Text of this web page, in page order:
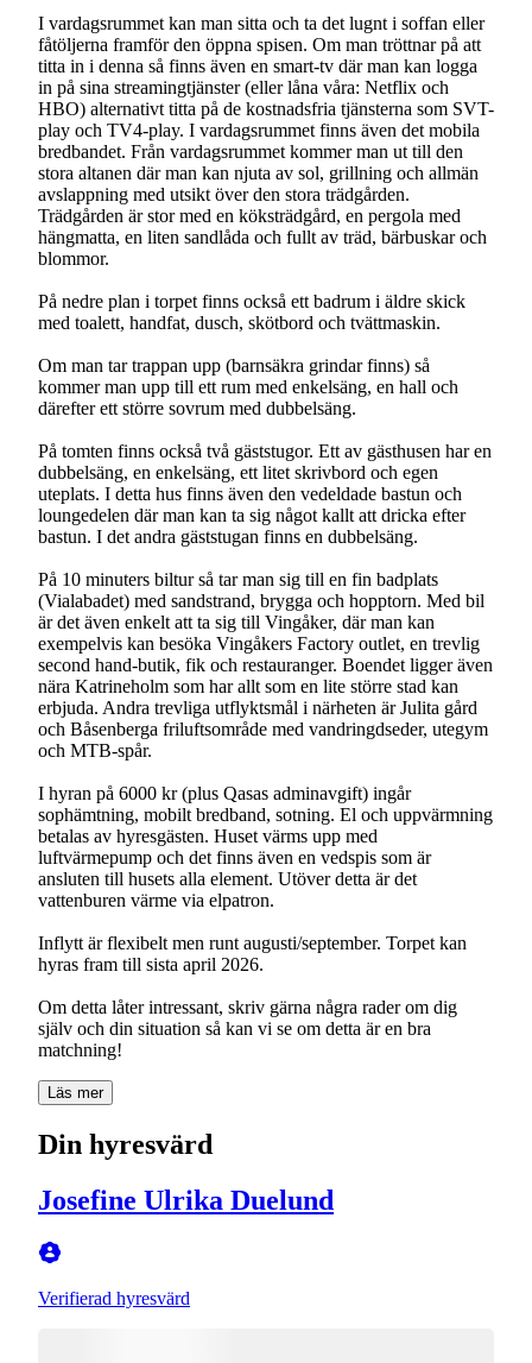
I vardagsrummet kan man sitta och ta det lugnt i soffan eller
fåtöljerna framför den öppna spisen. Om man tröttnar på att
titta in i denna så finns även en smart-tv där man kan logga
in på sina streamingtjänster (eller låna våra: Netflix och
HBO) alternativt titta på de kostnadsfria tjänsterna som SVT-
play och TV4-play. I vardagsrummet finns även det mobila
bredbandet. Från vardagsrummet kommer man ut till den
stora altanen där man kan njuta av sol, grillning och allmän
avslappning med utsikt över den stora trädgården.
Trädgården är stor med en köksträdgård, en pergola med
hängmatta, en liten sandlåda och fullt av träd, bärbuskar och
blommor.
På nedre plan i torpet finns också ett badrum i äldre skick
med toalett, handfat, dusch, skötbord och tvättmaskin.
Om man tar trappan upp (barnsäkra grindar finns) så
kommer man upp till ett rum med enkelsäng, en hall och
därefter ett större sovrum med dubbelsäng.
På tomten finns också två gäststugor. Ett av gästhusen har en
dubbelsäng, en enkelsäng, ett litet skrivbord och egen
uteplats. I detta hus finns även den vedeldade bastun och
loungedelen där man kan ta sig något kallt att dricka efter
bastun. I det andra gäststugan finns en dubbelsäng.
På 10 minuters biltur så tar man sig till en fin badplats
(Vialabadet) med sandstrand, brygga och hopptorn. Med bil
är det även enkelt att ta sig till Vingåker, där man kan
exempelvis kan besöka Vingåkers Factory outlet, en trevlig
second hand-butik, fik och restauranger. Boendet ligger även
nära Katrineholm som har allt som en lite större stad kan
erbjuda. Andra trevliga utflyktsmål i närheten är Julita gård
och Båsenberga friluftsområde med vandringdseder, utegym
och MTB-spår.
I hyran på 6000 kr (plus Qasas adminavgift) ingår
sophämtning, mobilt bredband, sotning. El och uppvärmning
betalas av hyresgästen. Huset värms upp med
luftvärmepump och det finns även en vedspis som är
ansluten till husets alla element. Utöver detta är det
vattenburen värme via elpatron.
Inflytt är flexibelt men runt augusti/september. Torpet kan
hyras fram till sista april 2026.
Om detta låter intressant, skriv gärna några rader om dig
själv och din situation så kan vi se om detta är en bra
matchning!
Läs mer
Din hyresvärd
Josefine Ulrika Duelund
Verifierad hyresvärd